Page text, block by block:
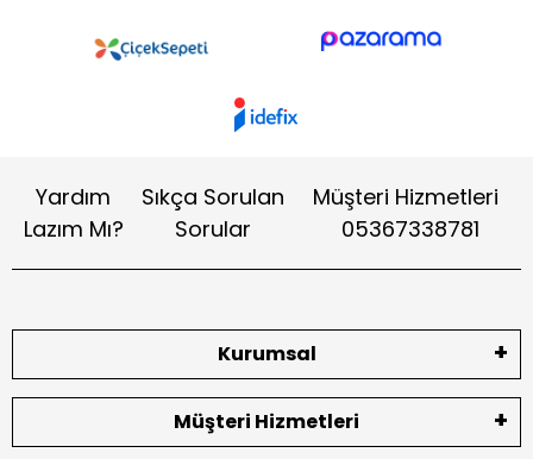
Yardım
Lazım Mı?
Sıkça Sorulan
Sorular
Müşteri Hizmetleri
05367338781
Kurumsal
Müşteri Hizmetleri